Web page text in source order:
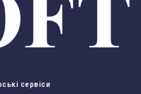
сервіси